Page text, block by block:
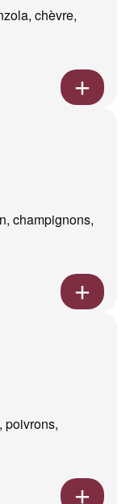
chèvre,
champignons,
poivrons,